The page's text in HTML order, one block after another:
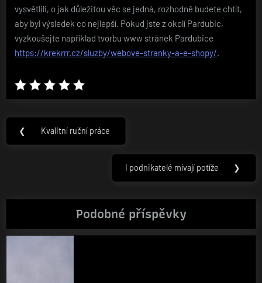
vysvětlili, o jak důležitou věc se jedná, rozhodně budete chtít,
aby byl výsledek co nejlepší. Pokud jste z okolí Pardubic,
vyzkoušejte například tvorbu www stránek Pardubice
https://krekrrr.cz/sluzby/webove-stranky-a-e-shopy/.
Navigace
pro
❮
Previous
Kvalitní ruční práce
Next
I podnikatelé mívají potíže ❯
Podobné příspěvky